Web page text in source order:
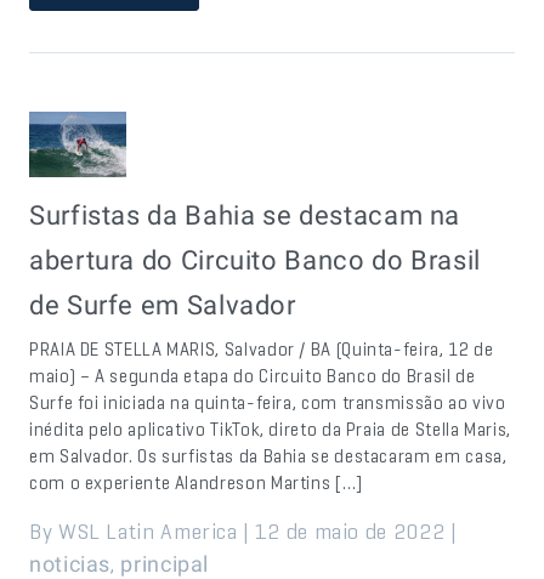
Surfistas da Bahia se destacam na
abertura do Circuito Banco do Brasil
de Surfe em Salvador
PRAIA DE STELLA MARIS, Salvador / BA (Quinta-feira, 12 de
maio) – A segunda etapa do Circuito Banco do Brasil de
Surfe foi iniciada na quinta-feira, com transmissão ao vivo
inédita pelo aplicativo TikTok, direto da Praia de Stella Maris,
em Salvador. Os surfistas da Bahia se destacaram em casa,
com o experiente Alandreson Martins […]
By WSL Latin America | 12 de maio de 2022 |
noticias, principal